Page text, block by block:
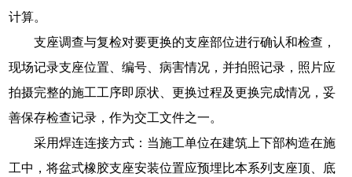
计算。
支座调查与复检对要更换的支座部位进行确认和检查，
现场记录支座位置、编号、病害情况，并拍照记录，照片应
拍摄完整的施工工序即原状、更换过程及更换完成情况，妥
善保存检查记录，作为交工文件之一。
采用焊连连接方式：当施工单位在建筑上下部构造在施
工中，将盆式橡胶支座安装位置应预埋比本系列支座顶、底